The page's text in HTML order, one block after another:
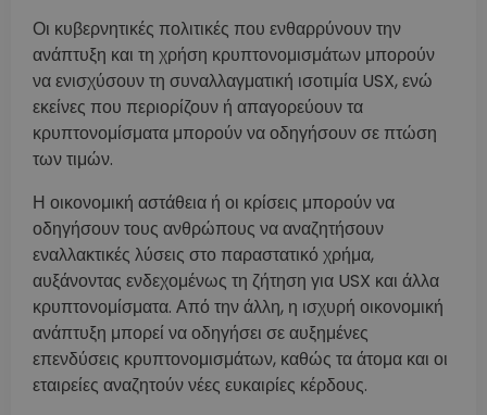
Οι κυβερνητικές πολιτικές που ενθαρρύνουν την
ανάπτυξη και τη χρήση κρυπτονομισμάτων μπορούν
να ενισχύσουν τη συναλλαγματική ισοτιμία USX, ενώ
εκείνες που περιορίζουν ή απαγορεύουν τα
κρυπτονομίσματα μπορούν να οδηγήσουν σε πτώση
των τιμών.
Η οικονομική αστάθεια ή οι κρίσεις μπορούν να
οδηγήσουν τους ανθρώπους να αναζητήσουν
εναλλακτικές λύσεις στο παραστατικό χρήμα,
αυξάνοντας ενδεχομένως τη ζήτηση για USX και άλλα
κρυπτονομίσματα. Από την άλλη, η ισχυρή οικονομική
ανάπτυξη μπορεί να οδηγήσει σε αυξημένες
επενδύσεις κρυπτονομισμάτων, καθώς τα άτομα και οι
εταιρείες αναζητούν νέες ευκαιρίες κέρδους.